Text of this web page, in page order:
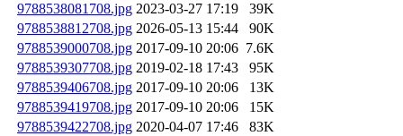
9788538081708.jpg 2023-03-27 17:19
39K
9788538812708.jpg 2026-05-13 15:44
90K
9788539000708.jpg 2017-09-10 20:06 7.6K
9788539307708.jpg 2019-02-18 17:43
95K
9788539406708.jpg 2017-09-10 20:06
13K
9788539419708.jpg 2017-09-10 20:06
15K
9788539422708.jpg 2020-04-07 17:46
83K